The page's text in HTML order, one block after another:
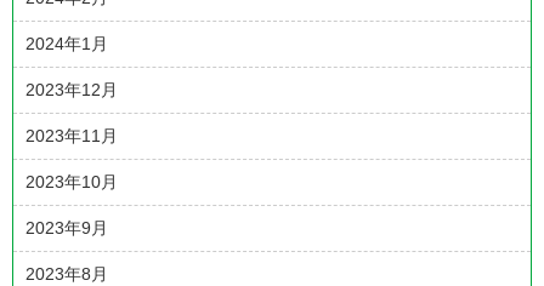
2024年1月
2023年12月
2023年11月
2023年10月
2023年9月
2023年8月